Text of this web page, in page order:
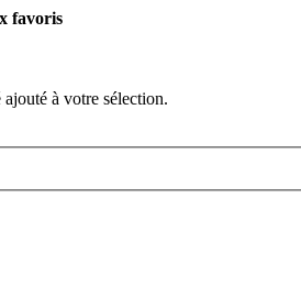
favoris
à votre sélection.